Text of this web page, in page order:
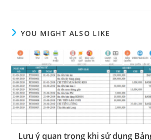
YOU MIGHT ALSO LIKE
Lưu ý quan trọng khi sử dụng